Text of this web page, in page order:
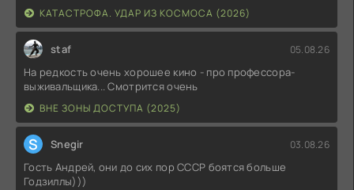
КАТАСТРОФА. УДАР ИЗ КОСМОСА (2026)
staf 05.08.26
На редкость очень хорошее кино - про профессора-
выживальщика... Смотрится очень
ВНЕ ЗОНЫ ДОСТУПА (2025)
S Snegir 03.08.26
Гость Андрей, они до сих пор СССР боятся больше
Годзиллы)))